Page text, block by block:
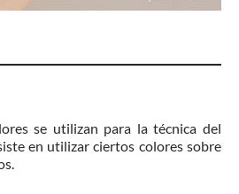
se utilizan para la técnica del
en utilizar ciertos colores sobre